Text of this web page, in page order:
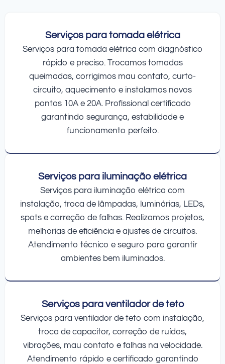
Serviços para tomada elétrica
Serviços para tomada elétrica com diagnóstico
rápido e preciso. Trocamos tomadas
queimadas, corrigimos mau contato, curto-
circuito, aquecimento e instalamos novos
pontos 10A e 20A. Profissional certificado
garantindo segurança, estabilidade e
funcionamento perfeito.
Serviços para iluminação elétrica
Serviços para iluminação elétrica com
instalação, troca de lâmpadas, luminárias, LEDs,
spots e correção de falhas. Realizamos projetos,
melhorias de eficiência e ajustes de circuitos.
Atendimento técnico e seguro para garantir
ambientes bem iluminados.
Serviços para ventilador de teto
Serviços para ventilador de teto com instalação,
troca de capacitor, correção de ruídos,
vibrações, mau contato e falhas na velocidade.
Atendimento rápido e certificado garantindo